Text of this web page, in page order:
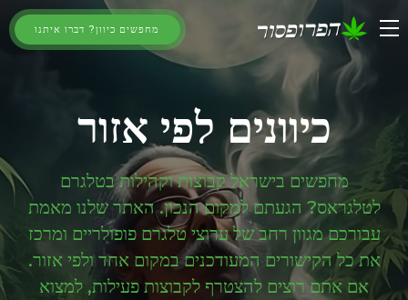
מחפשים כיוון? דברו איתנו
כיוונים לפי אזור
מחפשים בישראל קבוצות וקהילות בטלגרם
לטלגראס? הגעתם למקום הנכון. האתר שלנו מאמת
עבורכם מגוון רחב של ערוצי טלגרם פופולריים ומרכז
את כל הקישורים המעודכנים במקום אחד ולפי אזור.
אם אתם רוצים להצטרף לקבוצות פעילות, למצוא